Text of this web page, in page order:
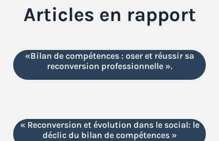
Articles en rapport
«Bilan de compétences : oser et réussir sa
reconversion professionnelle ».
« Reconversion et évolution dans le social: le
déclic du bilan de compétences »